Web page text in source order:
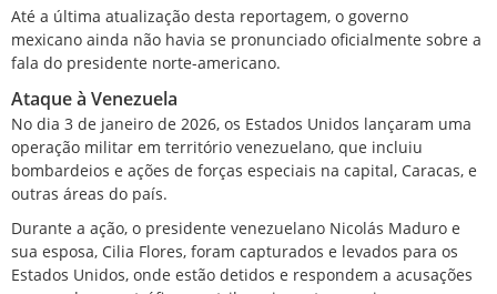
Até a última atualização desta reportagem, o governo
mexicano ainda não havia se pronunciado oficialmente sobre a
fala do presidente norte-americano.
Ataque à Venezuela
No dia 3 de janeiro de 2026, os Estados Unidos lançaram uma
operação militar em território venezuelano, que incluiu
bombardeios e ações de forças especiais na capital, Caracas, e
outras áreas do país.
Durante a ação, o presidente venezuelano Nicolás Maduro e
sua esposa, Cilia Flores, foram capturados e levados para os
Estados Unidos, onde estão detidos e respondem a acusações